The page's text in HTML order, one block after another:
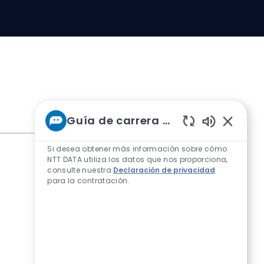
Guía de carrera de NTT
Si desea obtener más información sobre cómo
NTT DATA utiliza los datos que nos proporciona,
consulte nuestra Declaración de privacidad
para la contratación.